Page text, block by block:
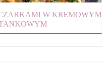
W KREMOWYM